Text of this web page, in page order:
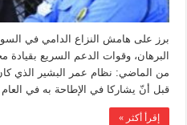
برز على هامش النزاع الدامي في
البرهان، وقوات الدعم السريع
من الماضي: نظام عمر البشير الذي
قبل أنّ يشاركا في الإطاحة به في العام 2019. ففي تسجيل نشر …
إقرأ أكثر »